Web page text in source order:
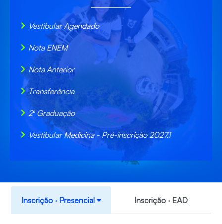
Vestibular Agendado
Nota ENEM
Nota Anterior
Transferência
2ª Graduação
Vestibular Medicina - Pré-inscrição 2027.1
Inscrição ‧ Presencial Inscrição ‧ EAD